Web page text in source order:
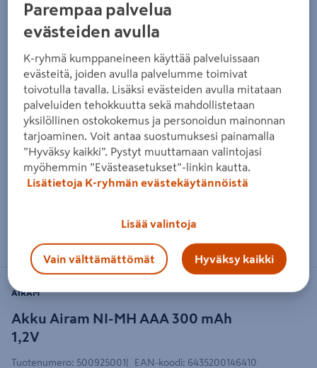
Zoomaa kuvaa sormilla kosketusnäytöllä
Akku Airam NI-MH AAA 300 mAh
1,2V
AIRAM
Tuotenumero: 500925001 EAN-koodi: 6435200146410
Parempaa palvelua
evästeiden avulla
K-ryhmä kumppaneineen käyttää palveluissaan
evästeitä, joiden avulla palvelumme toimivat
toivotulla tavalla. Lisäksi evästeiden avulla mitataan
palveluiden tehokkuutta sekä mahdollistetaan
yksilöllinen ostokokemus ja personoidun mainonnan
tarjoaminen. Voit antaa suostumuksesi painamalla
”Hyväksy kaikki”. Pystyt muuttamaan valintojasi
myöhemmin ”Evästeasetukset”-linkin kautta.
Lisätietoja K-ryhmän evästekäytännöistä
Lisää valintoja
Vain välttämättömät Hyväksy kaikki